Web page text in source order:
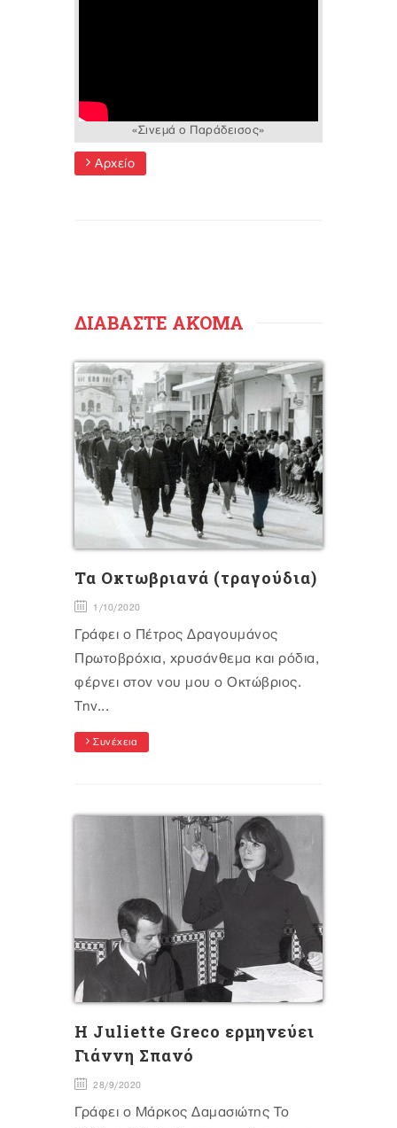
«Σινεμά ο Παράδεισος»
Αρχείο
ΔΙΑΒΑΣΤΕ ΑΚΟΜΑ
Τα Οκτωβριανά (τραγούδια)
1/10/2020
Γράφει ο Πέτρος Δραγουμάνος
Πρωτοβρόχια, χρυσάνθεμα και ρόδια,
φέρνει στον νου μου ο Οκτώβριος.
Την...
Συνέχεια
H Juliette Greco ερμηνεύει
Γιάννη Σπανό
28/9/2020
Γράφει ο Μάρκος Δαμασιώτης Το